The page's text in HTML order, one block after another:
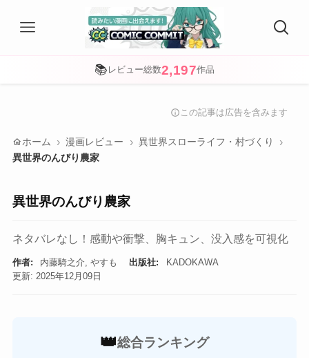
📚 レビュー総数2,197作品
info この記事は広告を含みます
home ホーム 漫画レビュー
異世界スローライフ・村づくり
異世界のんびり農家
異世界のんびり農家
ネタバレなし！感動や衝撃、胸キュン、没入感を可視化
作者: 内藤騎之介, やすも 出版社:
KADOKAWA
更新: 2025年12月09日
👑総合ランキング